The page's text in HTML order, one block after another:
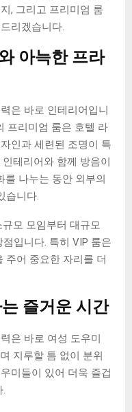
, 그리고 프리미엄 룸
리겠습니다.
아늑한 프라
은 바로 인테리어입니
프리미엄 룸은 호텔 라
인과 세련된 조명이 특
테리어와 함께 방음이
를 나누는 동안 외부의
습니다.
모 모임부터 대규모
입니다. 특히 VIP 룸은
주어 중요한 자리를 더
즐거운 시간
은 바로 여성 도우미
지루할 틈 없이 분위
미들이 있어 더욱 즐겁
.